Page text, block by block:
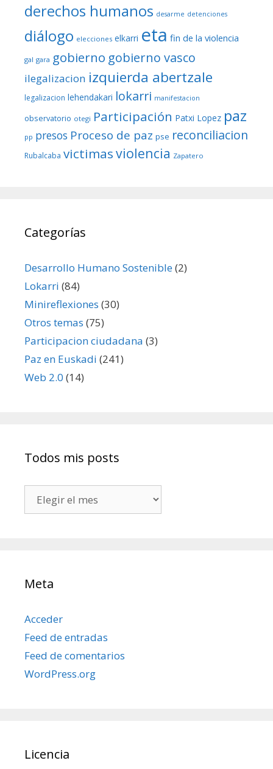
derechos humanos desarme detenciones
diálogo elecciones elkarri eta fin de la violencia
gal gara gobierno gobierno vasco
ilegalizacion izquierda abertzale
legalizacion lehendakari lokarri manifestacion
observatorio otegi Participación Patxi Lopez paz
pp presos Proceso de paz pse reconciliacion
Rubalcaba victimasviolencia Zapatero
Categorías
Desarrollo Humano Sostenible(2)
Lokarri (84)
Minireflexiones (30)
Otros temas (75)
Participacion ciudadana (3)
Paz en Euskadi (241)
Web 2.0 (14)
Todos mis posts
mis
Meta
Acceder
Feed de entradas
Feed de comentarios
WordPress.org
Licencia